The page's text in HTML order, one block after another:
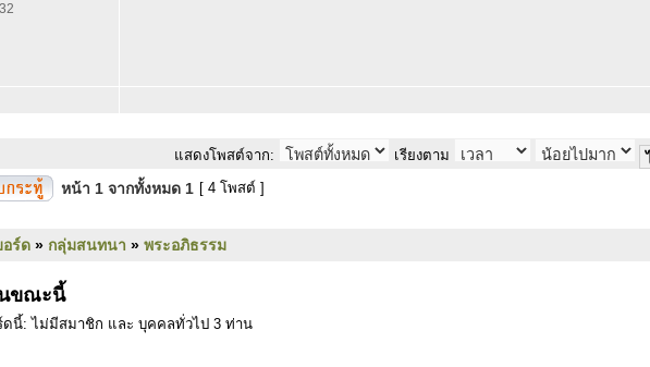
แสดงโพสต์จาก: เรียงตาม
หน้า 1 จากทั้งหมด 1 [ 4 โพสต์ ]
อร์ด » กลุ่มสนทนา » พระอภิธรรม
ขณะนี้
ดนี้: ไม่มีสมาชิก และ บุคคลทั่วไป 3 ท่าน